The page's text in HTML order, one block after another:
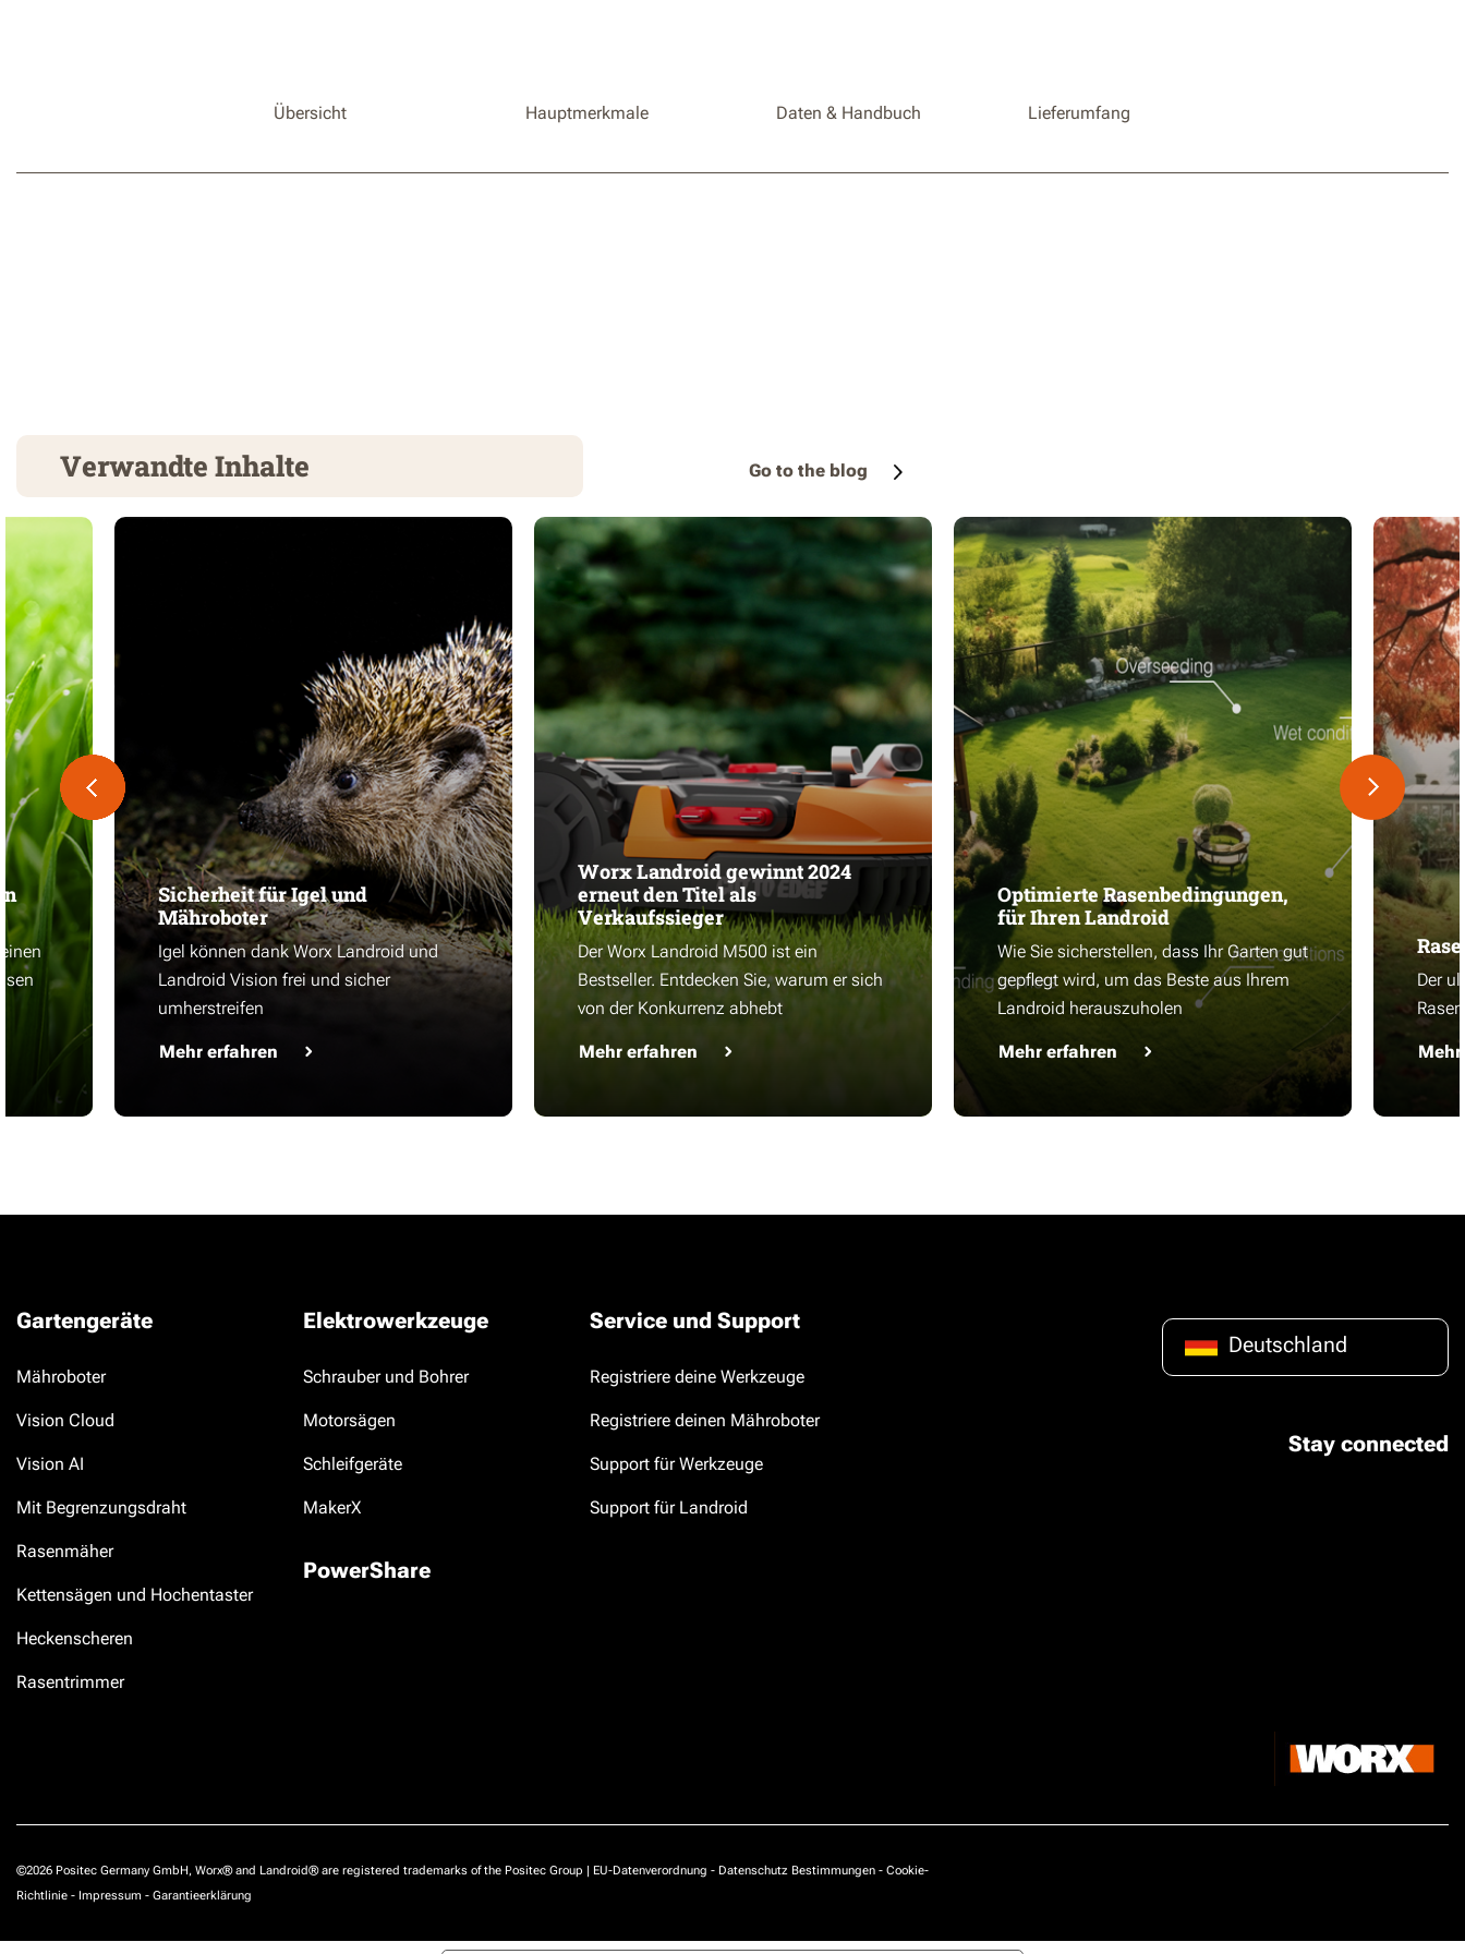
Übersicht Hauptmerkmale Daten & Handbuch Lieferumfang
Verwandte Inhalte Go to the blog
Sicherheit für Igel und
Mähroboter
Igel können dank Worx Landroid und
Landroid Vision frei und sicher
umherstreifen
Mehr erfahren
Worx Landroid gewinnt 2024
erneut den Titel als
Verkaufssieger
Der Worx Landroid M500 ist ein
Bestseller. Entdecken Sie, warum er sich
von der Konkurrenz abhebt
Mehr erfahren
Optimierte Rasenbedingungen,
für Ihren Landroid
Wie Sie sicherstellen, dass Ihr Garten gut
gepflegt wird, um das Beste aus Ihrem
Landroid herauszuholen
Mehr erfahren
Der
Gartengeräte
Mähroboter
Vision Cloud
Vision AI
Mit Begrenzungsdraht
Rasenmäher
Kettensägen und Hochentaster
Heckenscheren
Rasentrimmer
Elektrowerkzeuge
Schrauber und Bohrer
Motorsägen
Schleifgeräte
MakerX
PowerShare
Service und Support
Registriere deine Werkzeuge
Registriere deinen Mähroboter
Support für Werkzeuge
Support für Landroid
Deutschland
Stay connected
©2026 Positec Germany GmbH, Worx® and Landroid® are registered trademarks of the Positec Group | EU-Datenverordnung - Datenschutz Bestimmungen - Cookie-
Richtlinie - Impressum - Garantieerklärung